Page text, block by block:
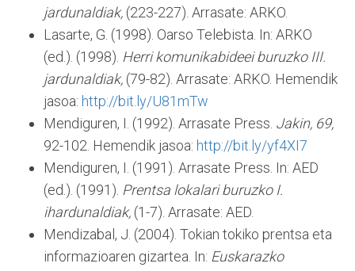
jardunaldiak, (223-227). Arrasate: ARKO.
Lasarte, G. (1998). Oarso Telebista. In: ARKO
(ed.). (1998). Herri komunikabideei buruzko III.
jardunaldiak, (79-82). Arrasate: ARKO. Hemendik
jasoa: http://bit.ly/U81mTw
Mendiguren, I. (1992). Arrasate Press. Jakin, 69,
92-102. Hemendik jasoa: http://bit.ly/yf4XI7
Mendiguren, I. (1991). Arrasate Press. In: AED
(ed.). (1991). Prentsa lokalari buruzko I.
ihardunaldiak, (1-7). Arrasate: AED.
Mendizabal, J. (2004). Tokian tokiko prentsa eta
informazioaren gizartea. In: Euskarazko